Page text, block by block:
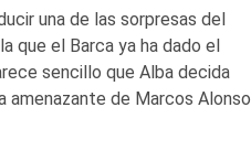
una de las sorpresas del
que el Barca ya ha dado el
sencillo que Alba decida
amenazante de Marcos Alonso